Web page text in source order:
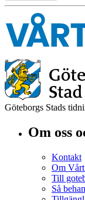
Göteborgs Stads
Om oss
Kontakt
Om
Till
Så